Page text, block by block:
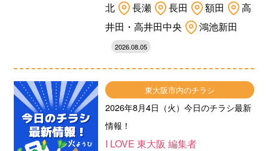
北
長瀬 長田 額田
高
井田・高井田中央
鴻池新田
2026.08.05
東大阪市内のチラシ
2026年8月4日（火）今日のチラシ最新
情報！
I LOVE 東大阪 編集者